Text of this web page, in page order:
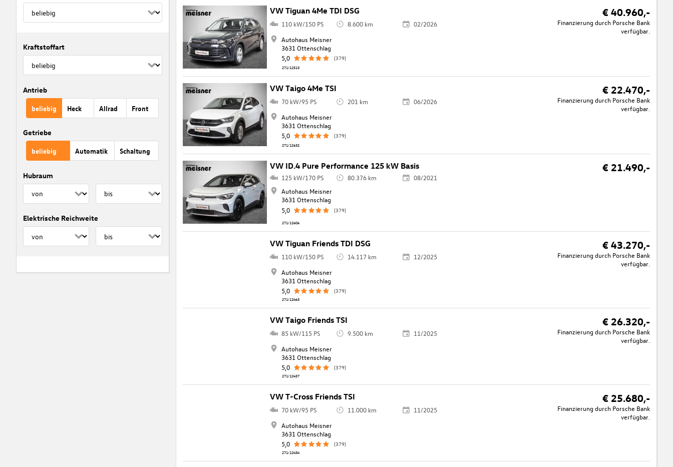
Kraftstoffart
Antrieb
beliebig Heck Allrad Front
Getriebe
beliebig Automatik Schaltung
Hubraum
Elektrische Reichweite
VW Tiguan 4Me TDI DSG € 40.960,-
Finanzierung durch Porsche Bank
verfügbar.
110 kW/150 PS 8.600 km
02/2026
Autohaus Meisner
3631 Ottenschlag
5,0
(379)
271/12513
VW Taigo 4Me TSI € 22.470,-
Finanzierung durch Porsche Bank
verfügbar.
70 kW/95 PS 201 km
06/2026
Autohaus Meisner
3631 Ottenschlag
5,0
(379)
271/12632
VW ID.4 Pure Performance 125 kW Basis € 21.490,-
125 kW/170 PS 80.376 km
08/2021
Autohaus Meisner
3631 Ottenschlag
5,0
(379)
271/12606
VW Tiguan Friends TDI DSG € 43.270,-
Finanzierung durch Porsche Bank
verfügbar.
110 kW/150 PS 14.117 km
12/2025
Autohaus Meisner
3631 Ottenschlag
5,0
(379)
271/12463
VW Taigo Friends TSI € 26.320,-
Finanzierung durch Porsche Bank
verfügbar.
85 kW/115 PS 9.500 km
11/2025
Autohaus Meisner
3631 Ottenschlag
5,0
(379)
271/12437
VW T-Cross Friends TSI € 25.680,-
Finanzierung durch Porsche Bank
verfügbar.
70 kW/95 PS 11.000 km
11/2025
Autohaus Meisner
3631 Ottenschlag
5,0
(379)
271/12434